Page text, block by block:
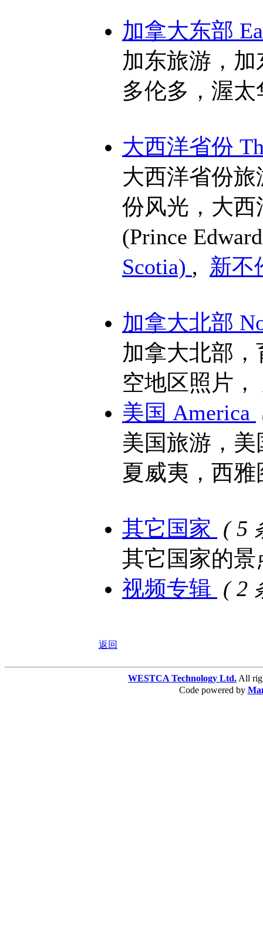
加拿大东部
加东旅游，
多伦多，渥太
大西洋省份
大西洋省份
份风光，大
(Prince
Scotia) , 新不
加拿大北部
加拿大北部
空地区照片
美国 America
美国旅游，
夏威夷，西
其它国家 ( 5
其它国家的
视频专辑 ( 2
返回
WESTCA Technology Ltd. All
Code powered by